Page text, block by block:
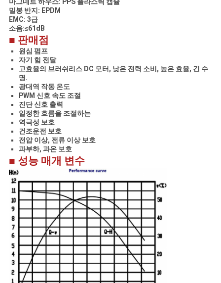
호
정
책
밀봉 반지: EPDM
EMC: 3급
소음:≤61dB
■ 판매점
원심 펌프
자기 힘 전달
고효율의 브러쉬리스 DC 모터, 낮은 전력 소비, 높은 효율, 긴 수
명.
광대역 작동 온도
PWM 신호 속도 조절
진단 신호 출력
일정한 흐름을 조절하는
역극성 보호
건조운전 보호
전압 이상, 전류 이상 보호
과부하, 과온 보호
■ 성능 매개 변수